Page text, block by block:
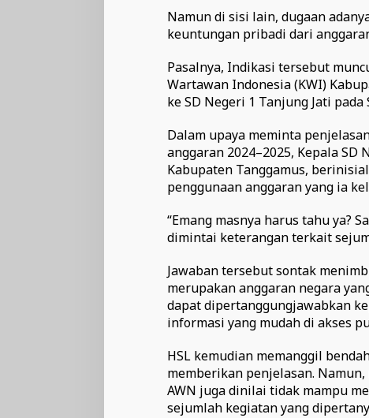
Namun di sisi lain, dugaan
keuntungan pribadi dari
Pasalnya, Indikasi tersebut
Wartawan Indonesia (KWI)
ke SD Negeri 1 Tanjung Jati pada
Dalam upaya meminta
anggaran 2024–2025, Kepala SD
Kabupaten Tanggamus,
penggunaan anggaran yang ia
“Emang masnya harus tahu ya?
dimintai keterangan terkait
Jawaban tersebut sontak
merupakan anggaran negara
dapat dipertanggungjawabkan
informasi yang mudah di akses
HSL kemudian memanggil
memberikan penjelasan.
AWN juga dinilai tidak mampu
sejumlah kegiatan yang